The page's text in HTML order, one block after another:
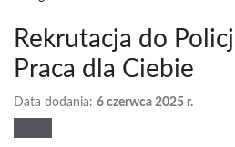
Rekrutacja do
Praca dla Ciebie
Data dodania: 6 czerwca 2025 r.